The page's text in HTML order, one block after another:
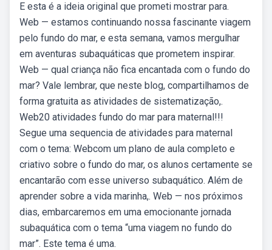
E esta é a ideia original que prometi mostrar para.
Web — estamos continuando nossa fascinante viagem
pelo fundo do mar, e esta semana, vamos mergulhar
em aventuras subaquáticas que prometem inspirar.
Web — qual criança não fica encantada com o fundo do
mar? Vale lembrar, que neste blog, compartilhamos de
forma gratuita as atividades de sistematização,.
Web20 atividades fundo do mar para maternal!!!
Segue uma sequencia de atividades para maternal
com o tema: Webcom um plano de aula completo e
criativo sobre o fundo do mar, os alunos certamente se
encantarão com esse universo subaquático. Além de
aprender sobre a vida marinha,. Web — nos próximos
dias, embarcaremos em uma emocionante jornada
subaquática com o tema “uma viagem no fundo do
mar”. Este tema é uma.